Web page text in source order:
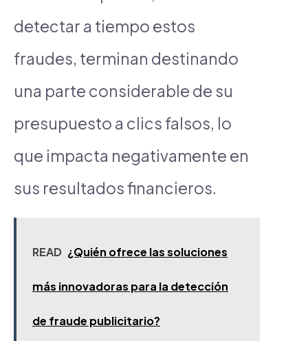
detectar a tiempo estos
fraudes, terminan destinando
una parte considerable de su
presupuesto a clics falsos, lo
que impacta negativamente en
sus resultados financieros.
READ ¿Quién ofrece las soluciones
más innovadoras para la detección
de fraude publicitario?